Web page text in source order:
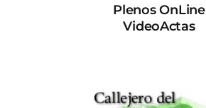
Plenos OnLine
VideoActas